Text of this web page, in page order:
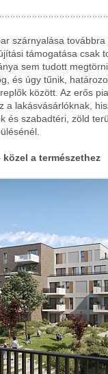
szárnyalása
támogatása csak
sem tudott
és úgy tűnik,
között. Az erős
a lakásvásárlóknak,
és szabadtéri, zöld
a természethez